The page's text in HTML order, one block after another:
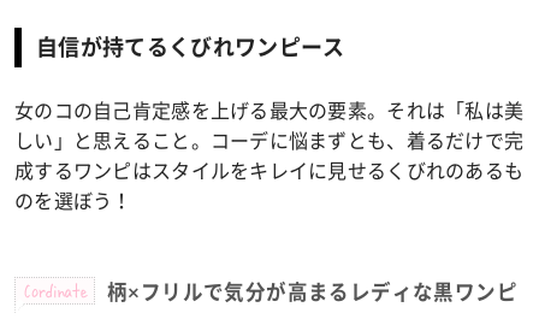
自信が持てるくびれワンピース
女のコの自己肯定感を上げる最大の要素。それは「私は美
しい」と思えること。コーデに悩まずとも、着るだけで完
成するワンピはスタイルをキレイに見せるくびれのあるも
のを選ぼう！
Cordinate 柄×フリルで気分が高まるレディな黒ワンピ